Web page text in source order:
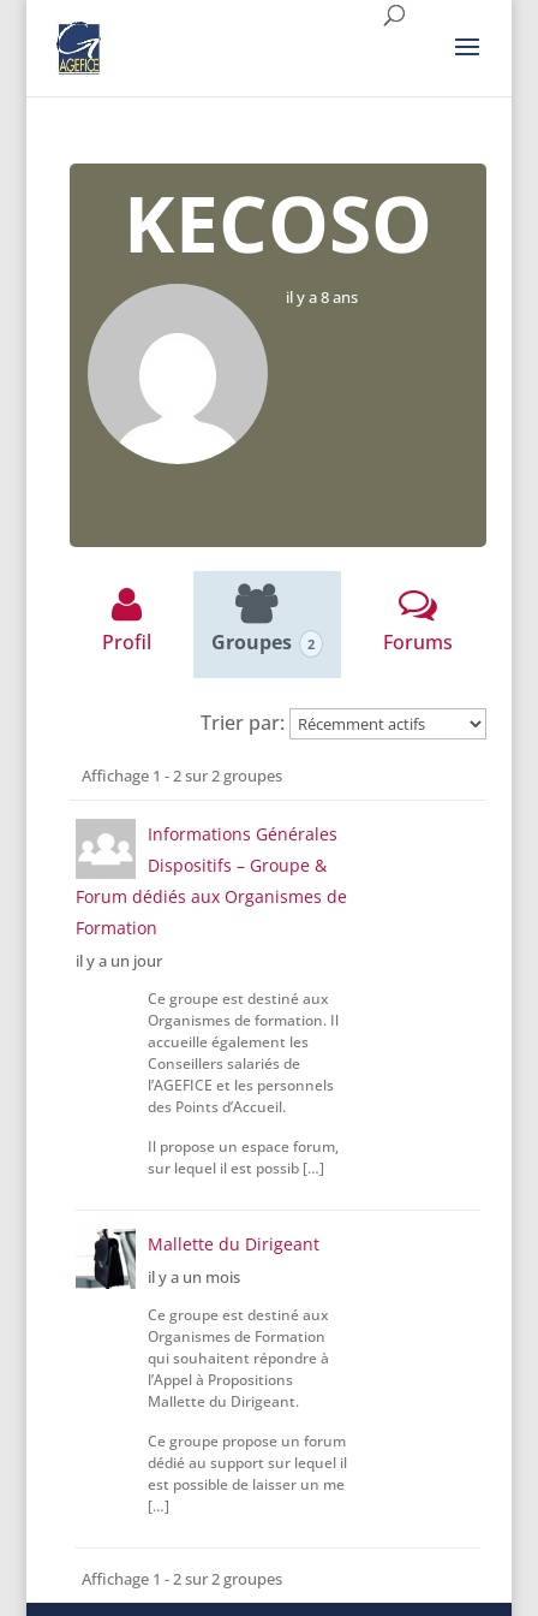
KECOSO
il y a 8 ans
Profil Groupes 2 Forums
Trier par:
Groupes
membre
Affichage 1 - 2 sur 2 groupes
Informations Générales
Dispositifs – Groupe &
Forum dédiés aux Organismes de
Formation
il y a un jour
Ce groupe est destiné aux
Organismes de formation. Il
accueille également les
Conseillers salariés de
l’AGEFICE et les personnels
des Points d’Accueil.
Il propose un espace forum,
sur lequel il est possib […]
Mallette du Dirigeant
il y a un mois
Ce groupe est destiné aux
Organismes de Formation
qui souhaitent répondre à
l’Appel à Propositions
Mallette du Dirigeant.
Ce groupe propose un forum
dédié au support sur lequel il
est possible de laisser un me
[…]
Affichage 1 - 2 sur 2 groupes